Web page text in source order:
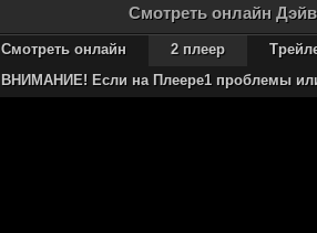
Cмотреть онлайн
Смотреть онлайн 2 плеер
ВНИМАНИЕ! Если на Плеере1 проблемы